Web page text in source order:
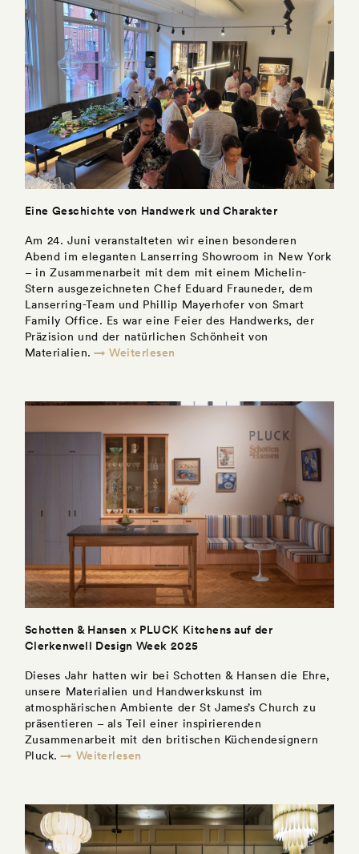
Eine Geschichte von Handwerk und Charakter
Am 24. Juni veranstalteten wir einen besonderen
Abend im eleganten Lanserring Showroom in New York
– in Zusammenarbeit mit dem mit einem Michelin-
Stern ausgezeichneten Chef Eduard Frauneder, dem
Lanserring-Team und Phillip Mayerhofer von Smart
Family Office. Es war eine Feier des Handwerks, der
Präzision und der natürlichen Schönheit von
Materialien. → Weiterlesen
Schotten & Hansen x PLUCK Kitchens auf der
Clerkenwell Design Week 2025
Dieses Jahr hatten wir bei Schotten & Hansen die Ehre,
unsere Materialien und Handwerkskunst im
atmosphärischen Ambiente der St James’s Church zu
präsentieren – als Teil einer inspirierenden
Zusammenarbeit mit den britischen Küchendesignern
Pluck. → Weiterlesen